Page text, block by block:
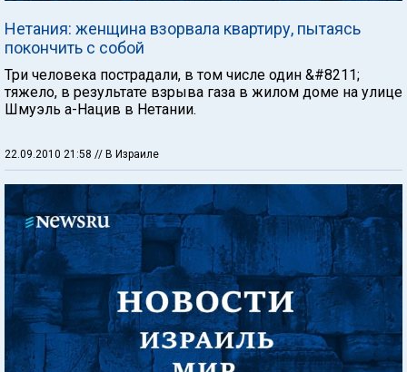
Нетания: женщина взорвала квартиру, пытаясь
покончить с собой
Три человека пострадали, в том числе один &#8211;
тяжело, в результате взрыва газа в жилом доме на улице
Шмуэль а-Нацив в Нетании.
22.09.2010 21:58 // В Израиле